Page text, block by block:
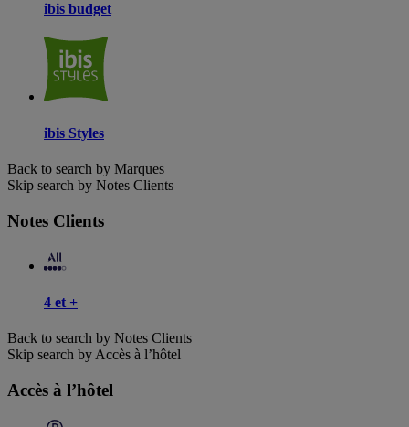
ibis budget
ibis Styles
Back to search by Marques
Skip search by Notes Clients
Notes Clients
4 et +
Back to search by Notes Clients
Skip search by Accès à l’hôtel
Accès à l’hôtel